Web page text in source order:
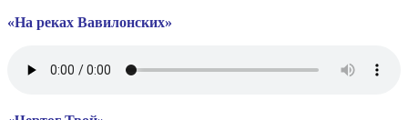
«На реках Вавилонских»